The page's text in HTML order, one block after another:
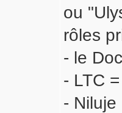
ou
rôles
- le
- LTC
- Niluje